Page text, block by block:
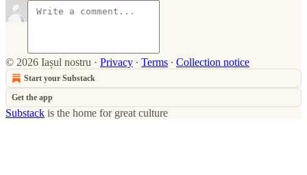
© 2026 Iașul nostru · Privacy ∙ Terms ∙ Collection notice
Start your Substack
Get the app
Substack is the home for great culture